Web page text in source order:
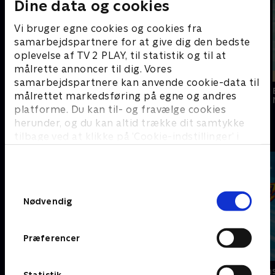
Dine data og cookies
Vi bruger egne cookies og cookies fra
samarbejdspartnere for at give dig den bedste
oplevelse af TV 2 PLAY, til statistik og til at
målrette annoncer til dig. Vores
samarbejdspartnere kan anvende cookie-data til
målrettet markedsføring på egne og andres
platforme. Du kan til- og fravælge cookies
herunder, og du kan altid trække dit samtykke
tilbage ved at klikke på ’Cookie-indstillinger’ i
Nødvendig
Præferencer
Turbo
Nyligt tilføjet
Felix the Cat Saves
Christmas
Sonic the
Hedgehog 2
Sjove serier - se dem med SkyShowtime
PAW Patrol Blaze og